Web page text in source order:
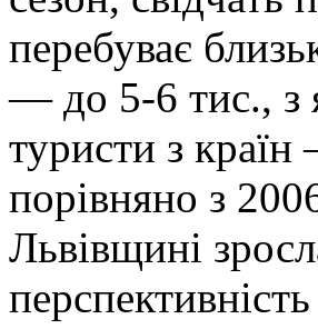
перебуває
— до 5-6 тис., з
туристи з
порівняно з
Львівщині